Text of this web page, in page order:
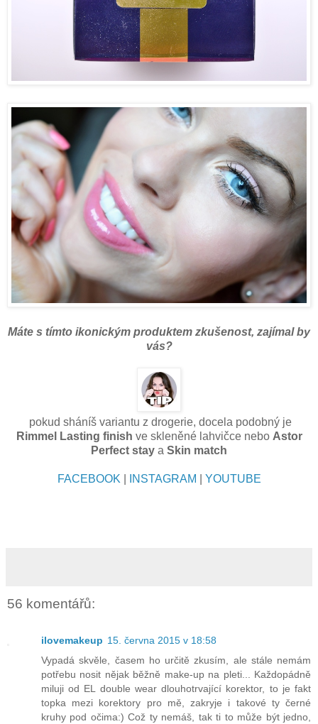
Máte s tímto ikonickým produktem zkušenost, zajímal by
vás?
pokud sháníš variantu z drogerie, docela podobný je
Rimmel Lasting finish ve skleněné lahvičce nebo Astor
Perfect stay a Skin match
FACEBOOK INSTAGRAM YOUTUBE
56 komentářů:
ilovemakeup 15. června 2015 v 18:58
Vypadá skvěle, časem ho určitě zkusím, ale stále nemám
potřebu nosit nějak běžně make-up na pleti... Každopádně
miluji od EL double wear dlouhotrvající korektor, to je fakt
topka mezi korektory pro mě, zakryje i takové ty černé
kruhy pod očima:) Což ty nemáš, tak ti to může být jedno,